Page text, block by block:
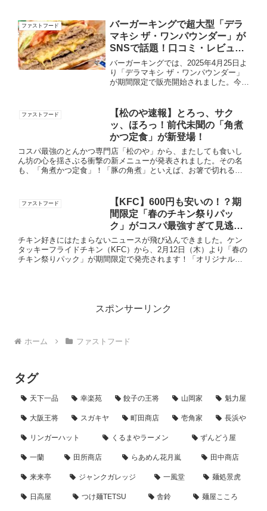
ファストフード
バーガーキングで超大型「デラ
マキシ ザ・ワンパウンダー」が
SNSで話題！口コミ・レビュー
まとめ！
バーガーキングでは、2025年4月25日よ
り「デラマキシ ザ・ワンパウンダー」
が期間限定で販売開始されました。今回
いう、旨さとボリュームのバランスを実
現した...
ファストフード
【松のや速報】とろっ、サク
ッ、ほろっ！前代未聞の「角煮
かつ定食」が新登場！
コスパ最強のとんかつ専門店「松のや」から、またしても食いし
ん坊の心を揺さぶる衝撃の新メニューが発表されました。その名
も、「角煮かつ定食」！「豚の角煮」といえば、お箸で切れるほ
ファストフード
【KFC】600円も安いの！？期
間限定「春のチキン祭りパッ
ク」がコスパ最強すぎて見逃せ
ない！
チキン好きにはたまらないニュースが飛び込んできました。ケン
タッキーフライドチキン（KFC）から、2月12日（木）より「春の
チキン祭りパック」が期間限定で発売されます！「オリジナルチ
スポンサーリンク
ホーム ファストフード
タグ
天下一品 幸楽苑 餃子の王将 山岡家 魁力屋
大阪王将 スガキヤ 町田商店 壱角家 長浜や
リンガーハット くるまやラーメン ずんどう屋
一蘭 田所商店 らあめん花月嵐 田中商店
来来亭 ジャンクガレッジ 一風堂 麺処景虎
日高屋 つけ麺TETSU 舎鈴 麺屋こころ